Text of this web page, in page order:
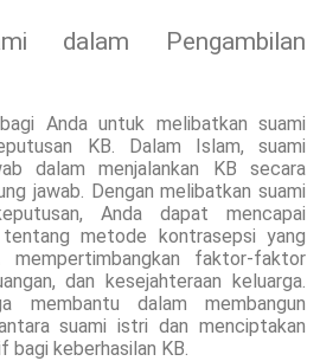
dalam Pengambilan
Anda untuk melibatkan suami
KB. Dalam Islam, suami
dalam menjalankan KB secara
jawab. Dengan melibatkan suami
Anda dapat mencapai
metode kontrasepsi yang
mempertimbangkan faktor-faktor
dan kesejahteraan keluarga.
membantu dalam membangun
suami istri dan menciptakan
bagi keberhasilan KB.